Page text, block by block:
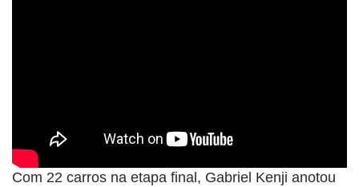
Com 22 carros na etapa final, Gabriel Kenji anotou